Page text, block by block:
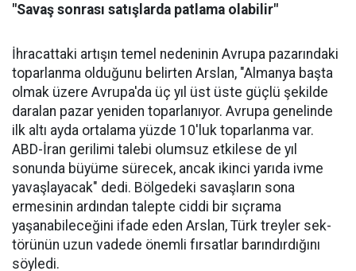
"Savaş sonrası satışlarda patlama olabilir"
İhracattaki artışın temel nede­ninin Avrupa pazarındaki
topar­lanma olduğunu belirten Arslan, "Almanya başta
olmak üzere Av­rupa'da üç yıl üst üste güçlü şe­kilde
daralan pazar yeniden to­parlanıyor. Avrupa genelinde
ilk altı ayda ortalama yüzde 10'luk toparlanma var.
ABD-İran geri­limi talebi olumsuz etkilese de yıl
sonunda büyüme sürecek, ancak ikinci yarıda ivme
yavaşlayacak" dedi. Bölgedeki savaşların sona
ermesinin ardından talepte ciddi bir sıçrama
yaşanabileceğini ifa­de eden Arslan, Türk treyler sek­
törünün uzun vadede önemli fır­satlar barındırdığını
söyledi.